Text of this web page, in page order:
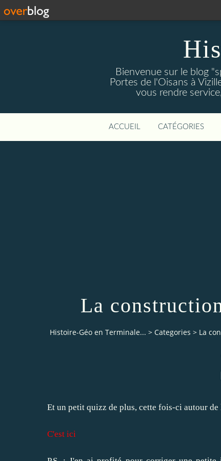
Bienvenue sur le blog
Portes de l'Oisans à
vous rendre
ACCUEIL CATÉGORIES
La
Histoire-Géo en Terminale... > Categories > La
Et un petit quizz de plus, cette fois-ci autour
C'est ici